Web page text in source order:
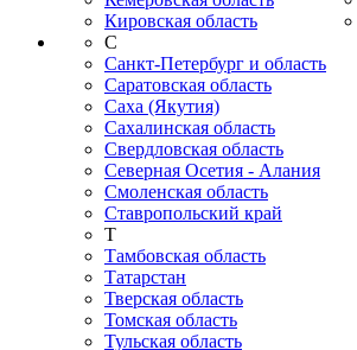
Кировская область
С
Санкт-Петербург и область
Саратовская область
Саха (Якутия)
Сахалинская область
Свердловская область
Северная Осетия - Алания
Смоленская область
Ставропольский край
Т
Тамбовская область
Татарстан
Тверская область
Томская область
Тульская область